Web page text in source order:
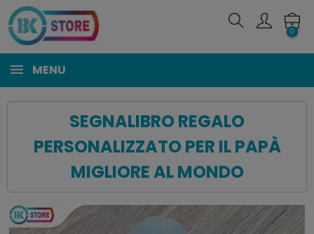
0
MENU
SEGNALIBRO REGALO
PERSONALIZZATO PER IL PAPÀ
MIGLIORE AL MONDO